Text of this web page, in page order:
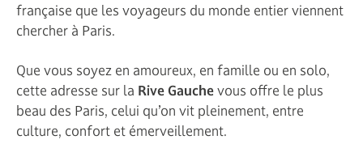
française que les voyageurs du monde entier viennent
chercher à Paris.
Que vous soyez en amoureux, en famille ou en solo,
cette adresse sur la Rive Gauchevous offre le plus
beau des Paris, celui qu’on vit pleinement, entre
culture, confort et émerveillement.